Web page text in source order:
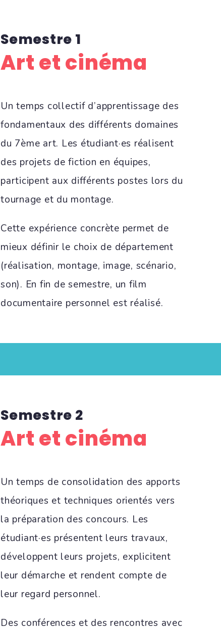
Semestre 1
Art et cinéma
Un temps collectif d’apprentissage des
fondamentaux des différents domaines
du 7ème art. Les étudiant·es réalisent
des projets de fiction en équipes,
participent aux différents postes lors du
tournage et du montage.
Cette expérience concrète permet de
mieux définir le choix de département
(réalisation, montage, image, scénario,
son). En fin de semestre, un film
documentaire personnel est réalisé.
Semestre 2
Art et cinéma
Un temps de consolidation des apports
théoriques et techniques orientés vers
la préparation des concours. Les
étudiant·es présentent leurs travaux,
développent leurs projets, explicitent
leur démarche et rendent compte de
leur regard personnel.
Des conférences et des rencontres avec